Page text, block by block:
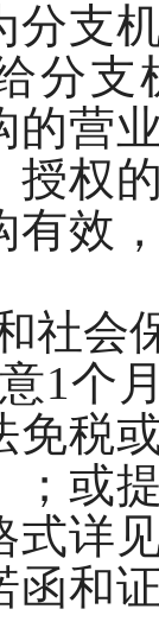
分支
分
的营
授权
有效
社会
1个
免税
；或
式详
函和